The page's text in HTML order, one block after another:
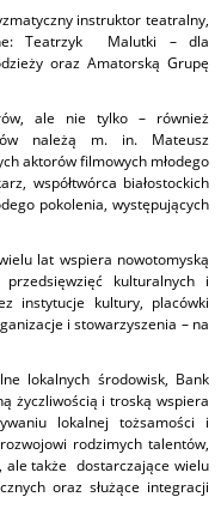
instruktor teatralny,
Teatrzyk Malutki – dla
oraz Amatorską Grupę
ale nie tylko – również
należą m. in. Mateusz
aktorów filmowych młodego
współtwórca białostockich
pokolenia, występujących
lat wspiera nowotomyską
kulturalnych i
instytucje kultury, placówki
i stowarzyszenia – na
lokalnych środowisk, Bank
życzliwością i troską wspiera
lokalnej tożsamości i
rodzimych talentów,
ale także dostarczające wielu
oraz służące integracji